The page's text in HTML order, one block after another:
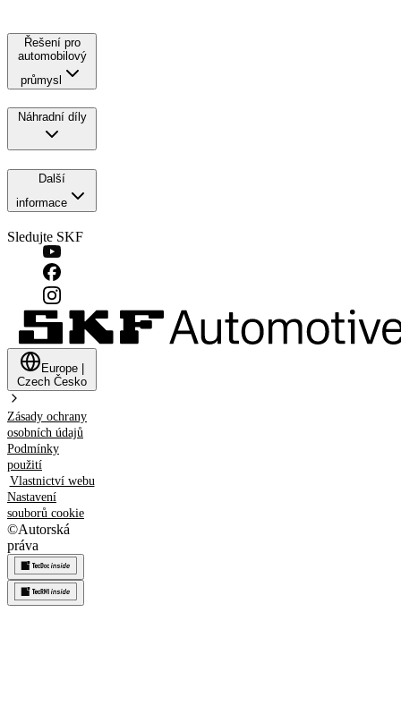
Řešení pro
automobilový
průmysl
Náhradní díly
Další
informace
Sledujte SKF
Europe
Czech Česko
Zásady ochrany
osobních údajů
Podmínky
použití
Vlastnictví webu
Nastavení
souborů cookie
©Autorská
práva